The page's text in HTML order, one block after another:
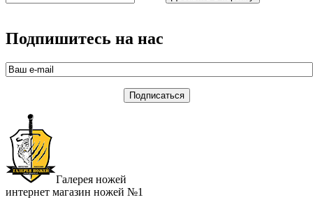
Подпишитесь на нас
Галерея ножей
интернет магазин ножей №1